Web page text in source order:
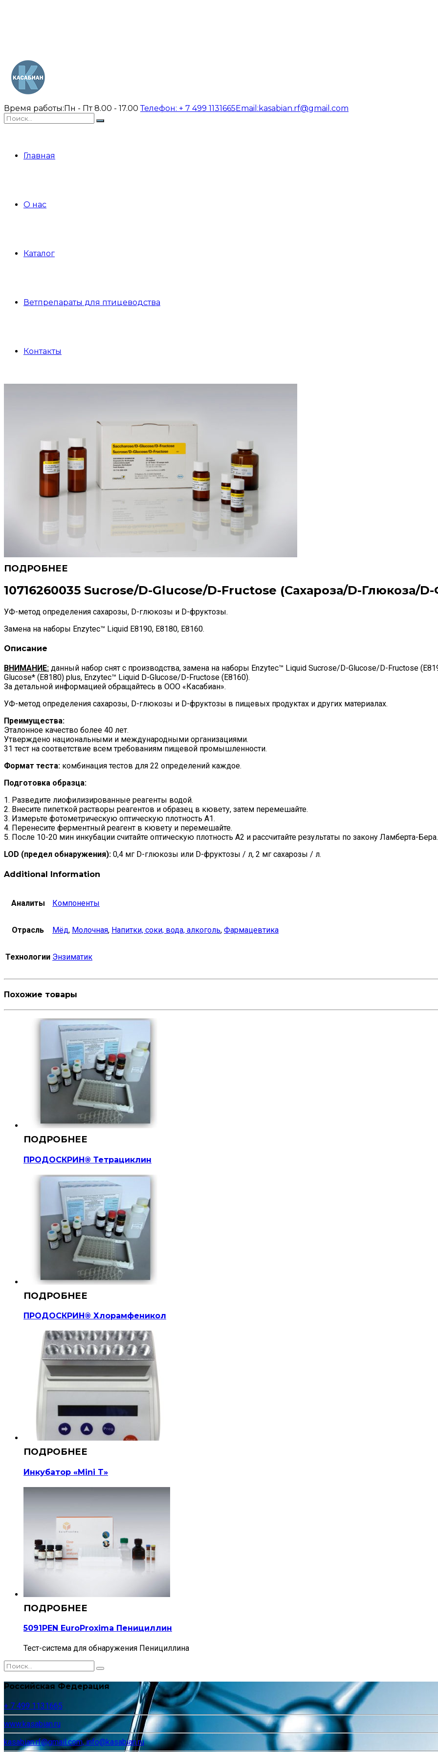
Время работы:Пн - Пт 8.00 - 17.00Телефон: + 7 499 1131665Email: kasabian.rf@gmail.com
Главная
О нас
Каталог
Ветпрепараты для птицеводства
Контакты
10716260035 Sucrose/D-Glucose/D-Fructose (Сахароза/D-Глюкоза/
УФ-метод определения сахарозы, D-глюкозы и D-фруктозы.
Замена на наборы Enzytec™ Liquid E8190, E8180, E8160.
Описание
ВНИМАНИЕ: данный набор снят с производства, замена на наборы Enzytec™ Liquid Sucrose/D-Glucose/D-Fructose
Glucose* (E8180) plus, Enzytec™ Liquid D-Glucose/D-Fructose (E8160).
За детальной информацией обращайтесь в ООО «Касабиан».
УФ-метод определения сахарозы, D-глюкозы и D-фруктозы в пищевых продуктах и других материалах.
Преимущества:
Эталонное качество более 40 лет.
Утверждено национальными и международными организациями.
31 тест на соответствие всем требованиям пищевой промышленности.
Формат теста: комбинация тестов для 22 определений каждое.
Подготовка образца:
1. Разведите лиофилизированные реагенты водой.
2. Внесите пипеткой растворы реагентов и образец в кювету, затем перемешайте.
3. Измерьте фотометрическую оптическую плотность A1.
4. Перенесите ферментный реагент в кювету и перемешайте.
5. После 10-20 мин инкубации считайте оптическую плотность A2 и рассчитайте результаты по закону Ламберта-Бера.
LOD (предел обнаружения): 0,4 мг D-глюкозы или D-фруктозы / л, 2 мг сахарозы / л.
Additional Information
Аналиты Компоненты
Отрасль Мёд, Молочная, Напитки, соки, вода, алкоголь, Фармацевтика
Технологии Энзиматик
Похожие товары
ПРОДОСКРИН® Тетрациклин
ПРОДОСКРИН® Хлорамфеникол
Инкубатор «Mini T»
5091PEN EuroProxima Пенициллин
Тест-система для обнаружения Пенициллина
Российская Федерация
+ 7 499 1131665
www.kasabian.ru
kasabian.rf@gmail.com, info@kasabian.ru